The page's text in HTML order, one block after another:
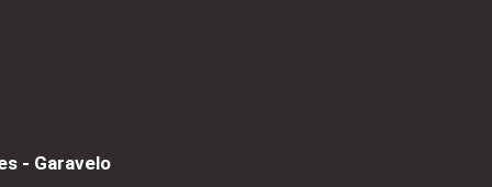
- Garavelo